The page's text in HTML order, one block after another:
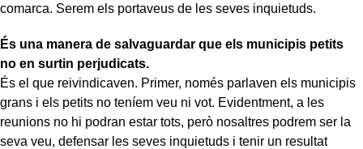
comarca. Serem els portaveus de les seves inquietuds.
És una manera de salvaguardar que els municipis petits
no en surtin perjudicats.
És el que reivindicaven. Primer, només parlaven els municipis
grans i els petits no teníem veu ni vot. Evidentment, a les
reunions no hi podran estar tots, però nosaltres podrem ser la
seva veu, defensar les seves inquietuds i tenir un resultat